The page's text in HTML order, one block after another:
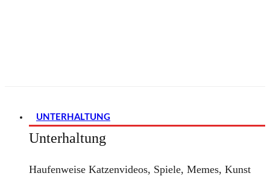
UNTERHALTUNG
Unterhaltung
Haufenweise Katzenvideos, Spiele, Memes, Kunst